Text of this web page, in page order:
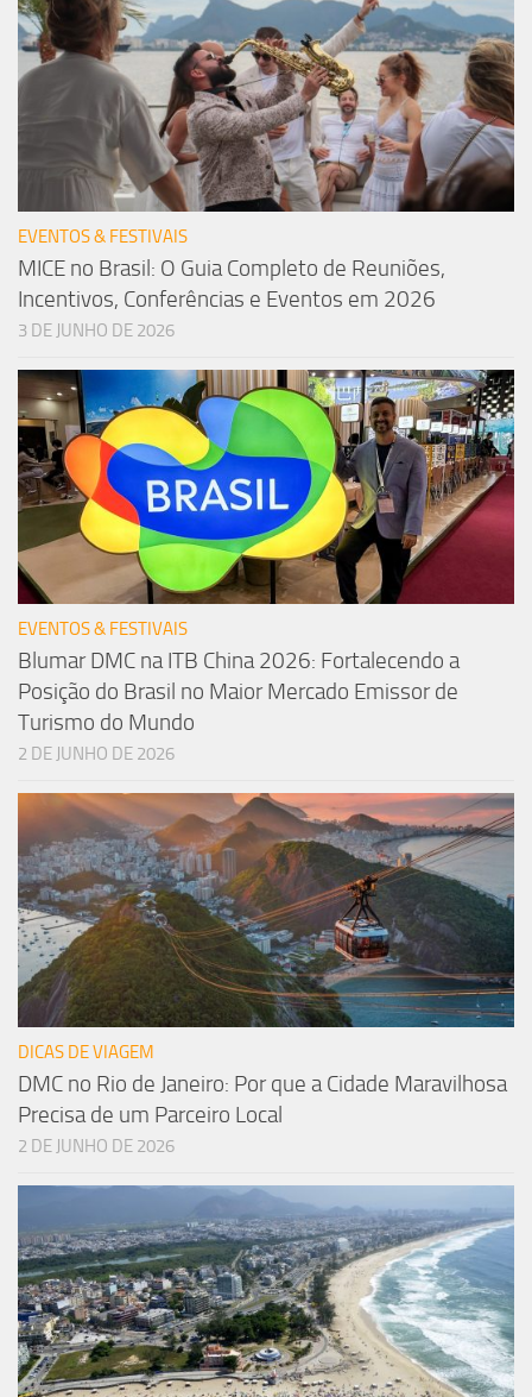
EVENTOS & FESTIVAIS
MICE no Brasil: O Guia Completo de Reuniões,
Incentivos, Conferências e Eventos em 2026
3 DE JUNHO DE 2026
EVENTOS & FESTIVAIS
Blumar DMC na ITB China 2026: Fortalecendo a
Posição do Brasil no Maior Mercado Emissor de
Turismo do Mundo
2 DE JUNHO DE 2026
DICAS DE VIAGEM
DMC no Rio de Janeiro: Por que a Cidade Maravilhosa
Precisa de um Parceiro Local
2 DE JUNHO DE 2026